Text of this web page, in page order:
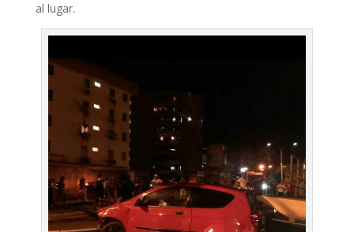
al lugar.